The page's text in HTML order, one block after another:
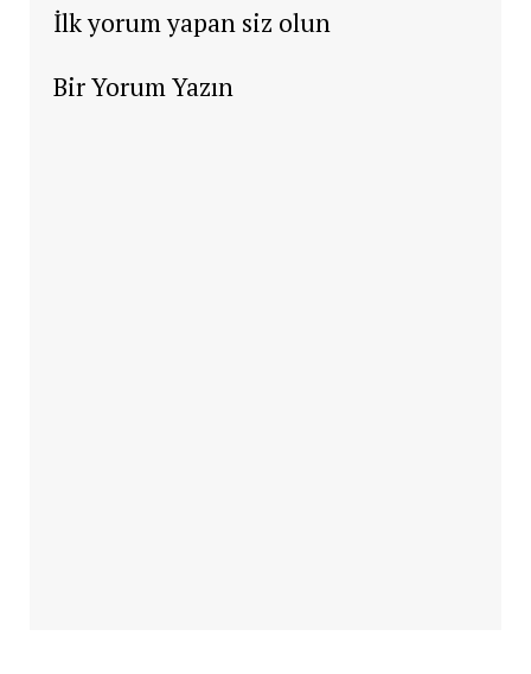
İlk yorum yapan siz olun
Bir Yorum Yazın